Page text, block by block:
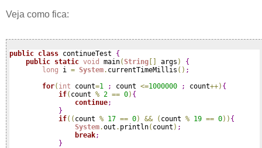
Veja como fica:
public class continueTest {
public static void main(String [ ] args )
{
long i = System. currentTimeMillis ( ) ;
for( int count=1 ; count <=1000000 ; count++) {
if( count % 2 == 0) {
continue;
}
if( ( count % 17 == 0) && ( count % 19 == 0) ) {
System.out . println( count ) ;
break;
}